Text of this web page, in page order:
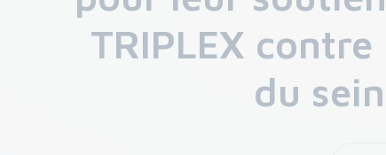
TRIPLEX
du sein